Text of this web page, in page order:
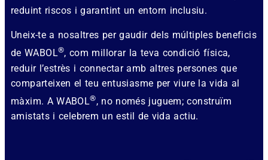
reduint riscos i garantint un entorn inclusiu.
Uneix-te a nosaltres per gaudir dels múltiples beneficis
de WABOL®, com millorar la teva condició física,
reduir l’estrès i connectar amb altres persones que
comparteixen el teu entusiasme per viure la vida al
màxim. A WABOL®, no només juguem; construïm
amistats i celebrem un estil de vida actiu.